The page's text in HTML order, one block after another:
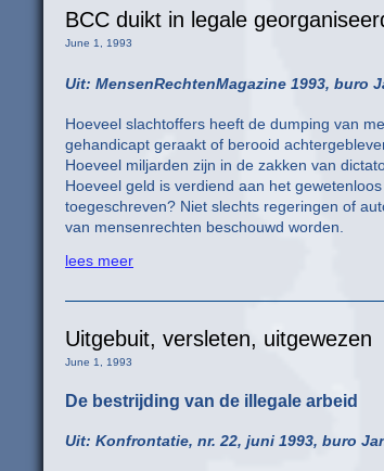
BCC duikt in legale
June 1, 1993
Uit: MensenRechtenMagazine 1993, buro
Hoeveel slachtoffers heeft de dumping van
gehandicapt geraakt of berooid
Hoeveel miljarden zijn in de zakken van
Hoeveel geld is verdiend aan het
toegeschreven? Niet slechts regeringen of
van mensenrechten beschouwd worden.
lees meer
Uitgebuit, versleten, uitgewezen
June 1, 1993
De bestrijding van de illegale arbeid
Uit: Konfrontatie, nr. 22, juni 1993, buro